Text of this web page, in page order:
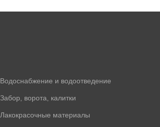
Водоснабжение и водоотведение
Забор, ворота, калитки
Лакокрасочные материалы